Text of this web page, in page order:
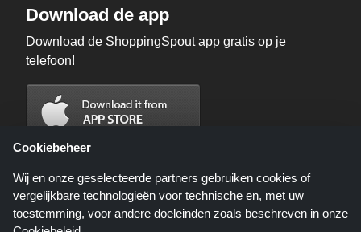
Download de app
Download de ShoppingSpout app gratis op je
telefoon!
Cookiebeheer
Wij en onze geselecteerde partners gebruiken cookies of
vergelijkbare technologieën voor technische en, met uw
toestemming, voor andere doeleinden zoals beschreven in onze